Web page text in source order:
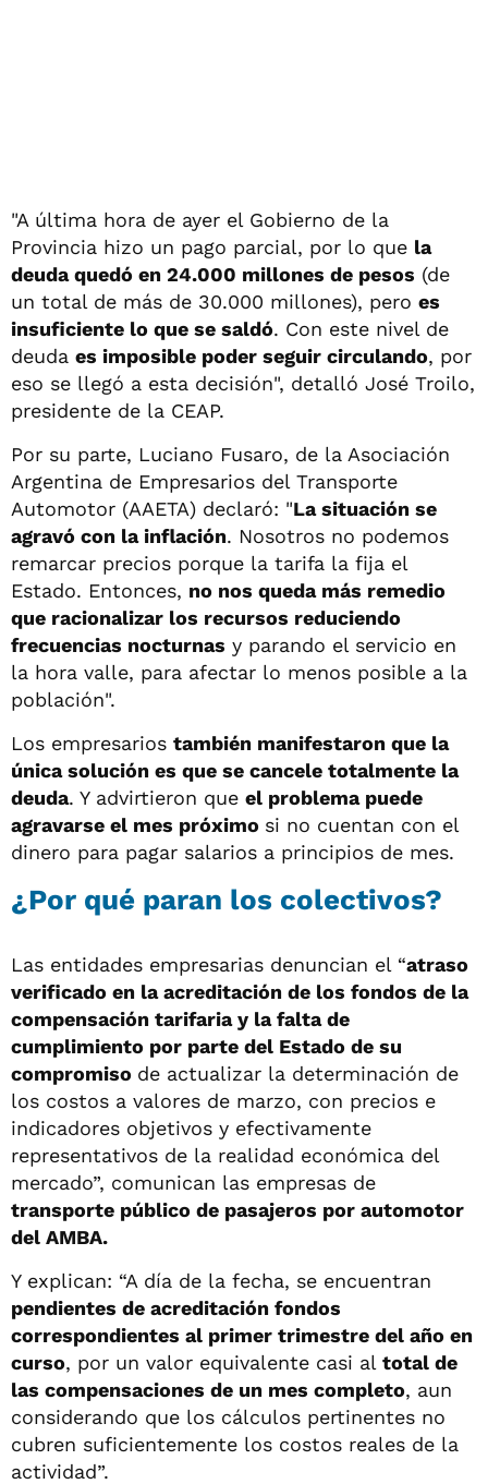
"A última hora de ayer el Gobierno de la
Provincia hizo un pago parcial, por lo que la
deuda quedó en 24.000 millones de pesos (de
un total de más de 30.000 millones), pero es
insuficiente lo que se saldó. Con este nivel de
deuda es imposible poder seguir circulando, por
eso se llegó a esta decisión", detalló José Troilo,
presidente de la CEAP.
Por su parte, Luciano Fusaro, de la Asociación
Argentina de Empresarios del Transporte
Automotor (AAETA) declaró: "La situación se
agravó con la inflación. Nosotros no podemos
remarcar precios porque la tarifa la fija el
Estado. Entonces, no nos queda más remedio
que racionalizar los recursos reduciendo
frecuencias nocturnas y parando el servicio en
la hora valle, para afectar lo menos posible a la
población".
Los empresarios también manifestaron que la
única solución es que se cancele totalmente la
deuda. Y advirtieron que el problema puede
agravarse el mes próximo si no cuentan con el
dinero para pagar salarios a principios de mes.
¿Por qué paran los colectivos?
Las entidades empresarias denuncian el “atraso
verificado en la acreditación de los fondos de la
compensación tarifaria y la falta de
cumplimiento por parte del Estado de su
compromiso de actualizar la determinación de
los costos a valores de marzo, con precios e
indicadores objetivos y efectivamente
representativos de la realidad económica del
mercado”, comunican las empresas de
transporte público de pasajeros por automotor
del AMBA.
Y explican: “A día de la fecha, se encuentran
pendientes de acreditación fondos
correspondientes al primer trimestre del año en
curso, por un valor equivalente casi al total de
las compensaciones de un mes completo, aun
considerando que los cálculos pertinentes no
cubren suficientemente los costos reales de la
actividad”.